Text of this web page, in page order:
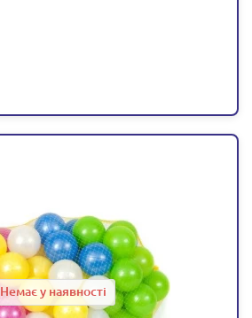
Немає у наявності